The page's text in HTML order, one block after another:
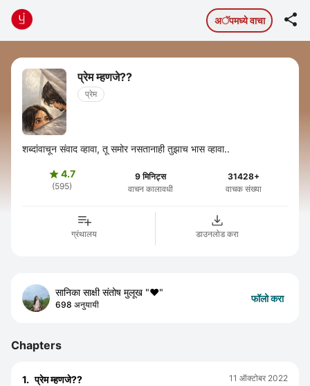
अॅपमध्ये वाचा 
प्रेम म्हणजे??
प्रेम
शब्दांवाचून संवाद व्हावा, तू समोर नसतानाही तुझाच भास व्हावा..
4.7
(595)
9 मिनिट्स
वाचन कालावधी
31428+
वाचक संख्या
ग्रंथालय डाउनलोड करा
सानिका साक्षी संतोष मुलूख "♥️"
698 अनुयायी
फॉलो करा
Chapters
1. प्रेम म्हणजे?? 11 ऑक्टोबर 2022